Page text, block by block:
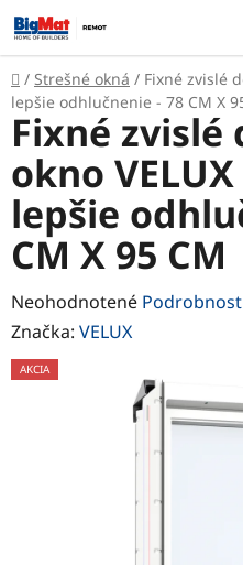
Prejsť
na
obsah
Domov
/ Strešné okná / Fixné zvislé
lepšie odhlučnenie - 78 CM X
Fixné zvislé
okno
lepšie
CM X 95 CM
Priemerné
hodnotenie
produktu
Neohodnotené
Značka: VELUX
AKCIA